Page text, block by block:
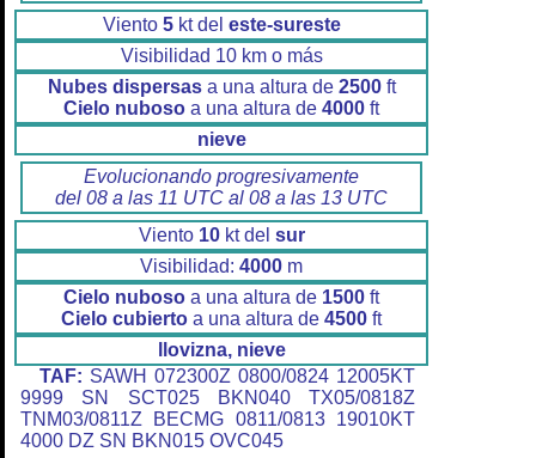
Viento 5kt del este-sureste
Visibilidad 10 km o más
Nubes dispersasa una altura de 2500ft
Cielo nuboso a una altura de 4000 ft
nieve
Evolucionando progresivamente
del 08 a las 11 UTC al 08 a las 13 UTC
Viento 10kt del sur
Visibilidad: 4000 m
Cielo nuboso a una altura de 1500 ft
Cielo cubierto a una altura de 4500 ft
llovizna, nieve
TAF: SAWH 072300Z 0800/0824 12005KT
9999 SN SCT025 BKN040 TX05/0818Z
TNM03/0811Z BECMG 0811/0813 19010KT
4000 DZ SN BKN015 OVC045